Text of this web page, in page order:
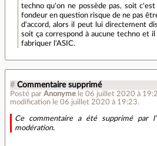
techno qu'on ne possède pas, soit
fondeur en question risque de ne pas
d'accord, alors il peut lui directement
soit ça correspond à aucune techno et
fabriquer l'ASIC.
# Commentaire supprimé
Posté par Anonyme le 06 juillet 2020 à
modification le 06 juillet 2020 à 19:23.
Ce commentaire a été supprimé par
modération.